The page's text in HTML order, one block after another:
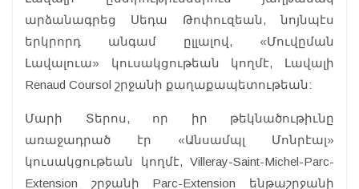
արձանագրեց Սեդա Թոփուզեան, նոյնպէս
երկրորդ անգամ ըլլալով, «Մուվըման
Լավալուա» կուսակցութեան կողմէ, Լավալի
Renaud Coursol շրջանի քաղաքապետութեան:
Մարի Տերոս, որ իր թեկնածութիւնը
առաջադրած էր «Անսամպլ Մոնրէալ»
կուսակցութեան կողմէ, Villeray-Saint-Michel-Parc-
Extension շրջանի Parc-Extension ենթաշրջանի